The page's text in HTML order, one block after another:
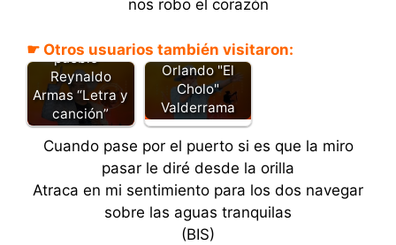
nos robo el corazón
☛ Otros usuarios también visitaron:
Arauca rio y
pueblo -
Reynaldo
Armas “Letra y
canción”
Casanare -
Orlando "El
Cholo"
Valderrama
Cuando pase por el puerto si es que la miro
pasar le diré desde la orilla
Atraca en mi sentimiento para los dos navegar
sobre las aguas tranquilas
(BIS)